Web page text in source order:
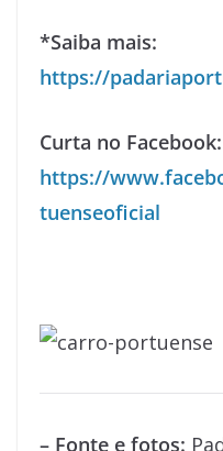
*Saiba mais:
https://
Curta no Facebook:
https://
tuenseoficial
– Fonte e fotos: